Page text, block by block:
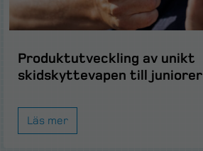
Produktutveckling av unikt
skidskyttevapen till juniorer
Läs mer